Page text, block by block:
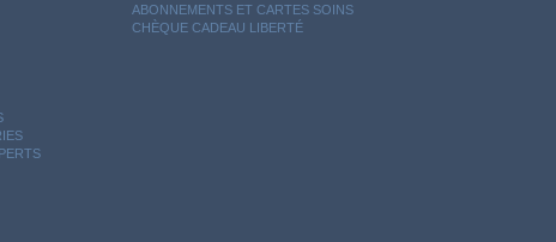
ABONNEMENTS ET CARTES SOINS
CHÈQUE CADEAU LIBERTÉ